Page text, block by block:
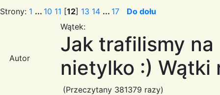
Strony: 1 ... 10 11 [12] 13 14 ... 17 Do dołu
Autor
Wątek:
Jak trafilismy
nietylko :) Wątki
(Przeczytany 381379 razy)